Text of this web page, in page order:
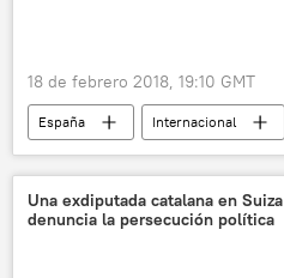
18 de febrero 2018, 19:10 GMT
España Internacional
Suiza
Anna Gabriel
noticias
Una exdiputada catalana en Suiza
denuncia la persecución política